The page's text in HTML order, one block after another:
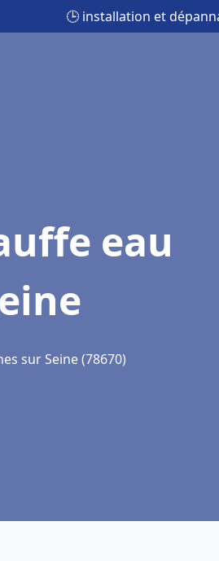
🕒 installation et
eau
sur Seine (78670)